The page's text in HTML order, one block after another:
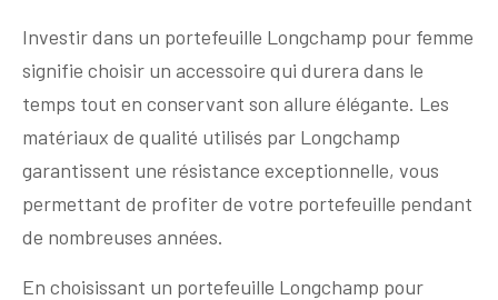
Investir dans un portefeuille Longchamp pour femme
signifie choisir un accessoire qui durera dans le
temps tout en conservant son allure élégante. Les
matériaux de qualité utilisés par Longchamp
garantissent une résistance exceptionnelle, vous
permettant de profiter de votre portefeuille pendant
de nombreuses années.
En choisissant un portefeuille Longchamp pour